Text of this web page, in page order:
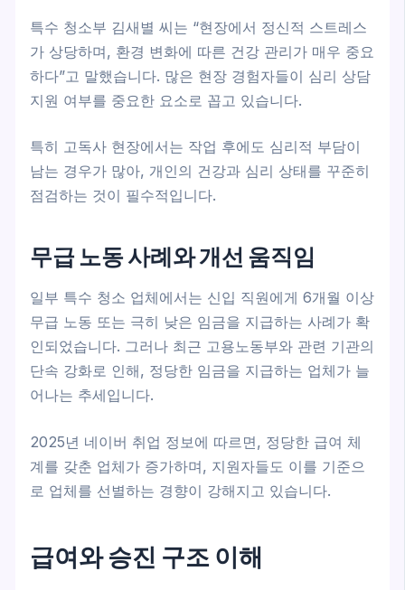
특수 청소부 김새별 씨는 “현장에서 정신적 스트레스
가 상당하며, 환경 변화에 따른 건강 관리가 매우 중요
하다”고 말했습니다. 많은 현장 경험자들이 심리 상담
지원 여부를 중요한 요소로 꼽고 있습니다.
특히 고독사 현장에서는 작업 후에도 심리적 부담이
남는 경우가 많아, 개인의 건강과 심리 상태를 꾸준히
점검하는 것이 필수적입니다.
무급 노동 사례와 개선 움직임
일부 특수 청소 업체에서는 신입 직원에게 6개월 이상
무급 노동 또는 극히 낮은 임금을 지급하는 사례가 확
인되었습니다. 그러나 최근 고용노동부와 관련 기관의
단속 강화로 인해, 정당한 임금을 지급하는 업체가 늘
어나는 추세입니다.
2025년 네이버 취업 정보에 따르면, 정당한 급여 체
계를 갖춘 업체가 증가하며, 지원자들도 이를 기준으
로 업체를 선별하는 경향이 강해지고 있습니다.
급여와 승진 구조 이해